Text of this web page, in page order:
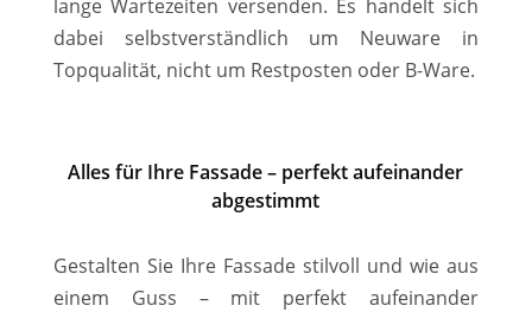
lange Wartezeiten versenden. Es handelt sich
dabei selbstverständlich um Neuware in
Topqualität, nicht um Restposten oder B-Ware.
Alles für Ihre Fassade – perfekt aufeinander
abgestimmt
Gestalten Sie Ihre Fassade stilvoll und wie aus
einem Guss – mit perfekt aufeinander